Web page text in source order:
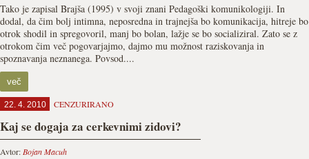
Tako je zapisal Brajša (1995) v svoji znani Pedagoški komunikologiji. In
dodal, da čim bolj intimna, neposredna in trajnejša bo komunikacija, hitreje bo
otrok shodil in spregovoril, manj bo bolan, lažje se bo socializiral. Zato se z
otrokom čim več pogovarjajmo, dajmo mu možnost raziskovanja in
spoznavanja neznanega. Povsod....
več
22. 4. 2010 CENZURIRANO
Kaj se dogaja za cerkevnimi zidovi?
Avtor: Bojan Macuh